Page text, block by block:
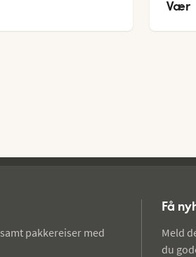
24°Vær
pakkereiser med
Få
Meld
du